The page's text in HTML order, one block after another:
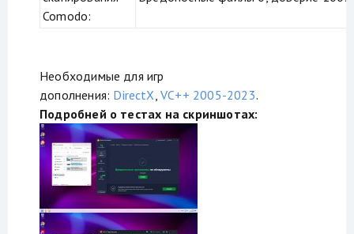
Comodo:
Необходимые для игр
дополнения: DirectX ,VC++ 2005-2023.
Подробней о тестах на скриншотах: